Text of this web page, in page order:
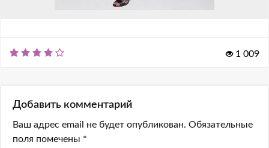
1 009
Добавить комментарий
Ваш адрес email не будет опубликован. Обязательные
поля помечены *